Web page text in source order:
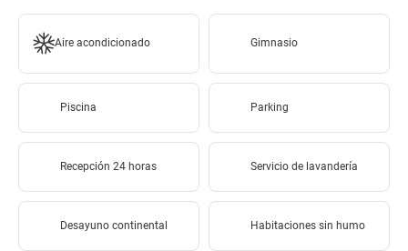
Aire acondicionado Gimnasio
Piscina Parking
Recepción 24 horas Servicio de lavandería
Desayuno continental Habitaciones sin humo